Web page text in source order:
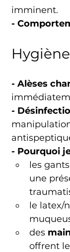
imminent.
-
- Alèses
-
- Pourquoi
les gants
une
le latex/
des
offrent